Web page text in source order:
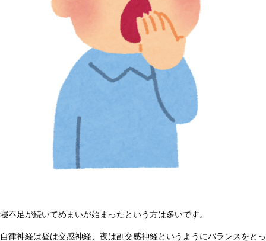
寝不足が続いてめまいが始まったという方は多いです。
自律神経は昼は交感神経、夜は副交感神経というようにバランスをとっ